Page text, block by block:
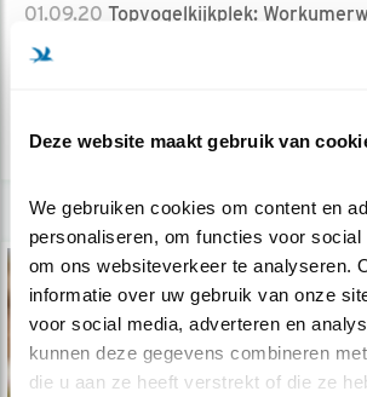
Deze website maakt gebruik van
We gebruiken cookies om content en
personaliseren, om functies voor social
om ons websiteverkeer te analyseren.
informatie over uw gebruik van onze
voor social media, adverteren en
kunnen deze gegevens combineren
die u aan ze heeft verstrekt of die ze
01.09.20 Topvogelkijkplek: